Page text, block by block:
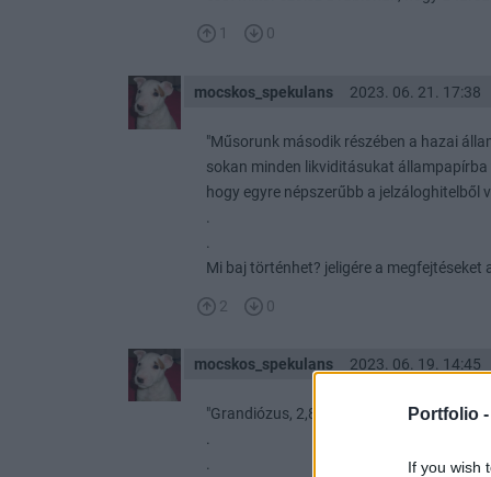
Portfolio -
If you wish
1 0
mocskos_spekulans 2023. 06. 21. 17:38
"Műsorunk második részében a hazai
sokan minden likviditásukat
hogy egyre népszerűbb a jelzáloghitelből
.
.
Mi baj történhet? jeligére a megfejtéseket
2 0
mocskos_spekulans 2023. 06. 19. 14:45
"Grandiózus, 2,8 milliárd forintos
.
.